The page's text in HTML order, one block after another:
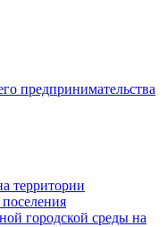
предпринимательства
территории
поселения
городской среды на